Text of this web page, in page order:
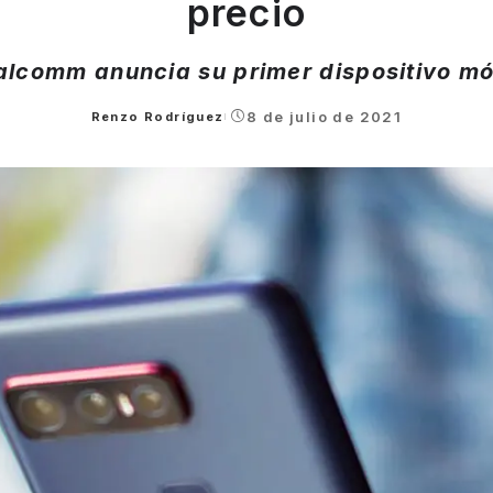
precio
anuncia su primer dispositivo
Posted
Renzo Rodríguez 8 de julio de 2021